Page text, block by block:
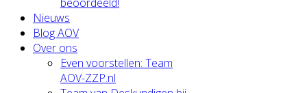
Nieuws
Blog AOV
Over ons
Even voorstellen: Team
AOV-ZZP.nl